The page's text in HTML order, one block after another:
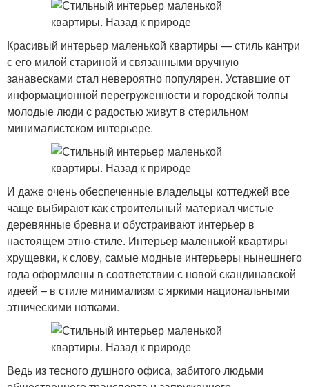
Красивый интерьер маленькой квартиры — стиль кантри
с его милой стариной и связанными вручную
занавесками стал невероятно популярен. Уставшие от
информационной перегруженности и городской толпы
молодые люди с радостью живут в стерильном
минималистском интерьере.
И даже очень обеспеченные владельцы коттеджей все
чаще выбирают как строительный материал чистые
деревянные бревна и обустраивают интерьер в
настоящем этно-стиле. Интерьер маленькой квартиры
хрущевки, к слову, самые модные интерьеры нынешнего
года оформлены в соответствии с новой скандинавской
идеей – в стиле минимализм с яркими национальными
этническими нотками.
Ведь из тесного душного офиса, забитого людьми